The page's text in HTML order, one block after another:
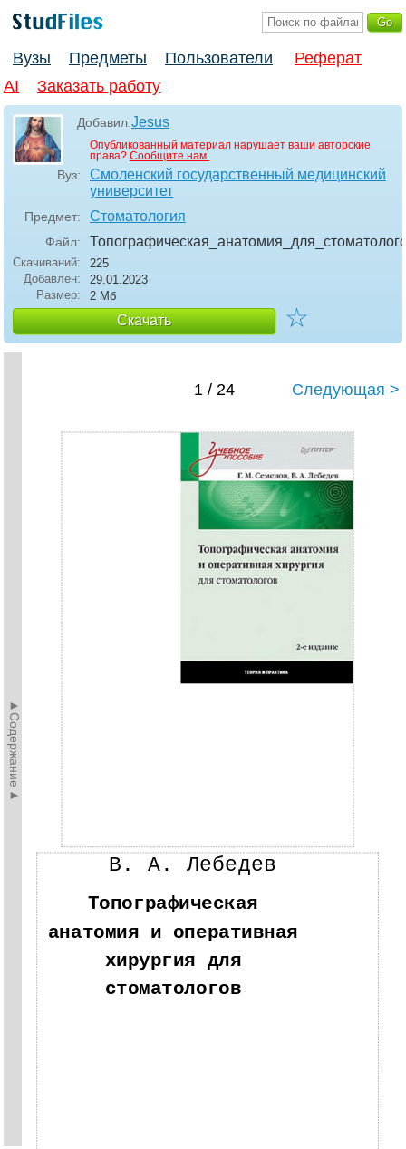
Вузы Предметы Пользователи
Реферат
AI
Заказать работу
Добавил:Jesus
Опубликованный материал нарушает ваши авторские
права? Сообщите нам.
Вуз:
Смоленский государственный медицинский
университет
Предмет: Стоматология
Файл:
Скачиваний:
225
Добавлен:
29.01.2023
Размер:
2 Мб
Скачать ☆
►Содержание►
1 / 24 Следующая >
В. А. Лебедев
Топографическая
анатомия и оперативная
хирургия для
стоматологов